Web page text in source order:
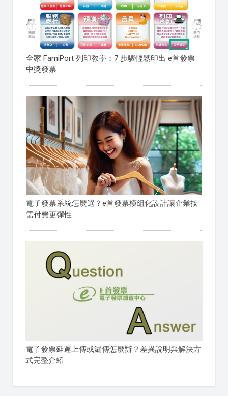
全家 FamiPort 列印教學：7 步驟輕鬆印出 e首發票
中獎發票
電子發票系統怎麼選？e首發票模組化設計讓企業按
需付費更彈性
電子發票延遲上傳或漏傳怎麼辦？差異說明與解決方
式完整介紹